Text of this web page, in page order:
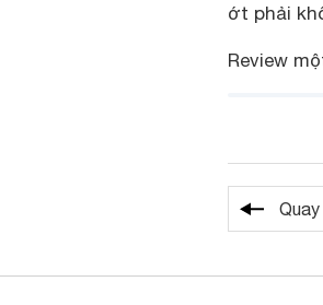
ớt phải
Review